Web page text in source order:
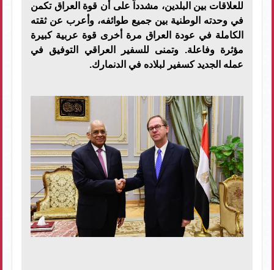
للعلاقات بين البلدين، مشدداً على أن قوة العراق تكمن
في وحدته الوطنية بين جميع طوائفه، وأعرب عن ثقته
الكاملة في عودة العراق مرة أخرى قوة عربية كبيرة
مؤثرة وفاعلة. وتمنى للسفير العراقي التوفيق في
عمله الجديد كسفير لبلاده في الدنمارك.